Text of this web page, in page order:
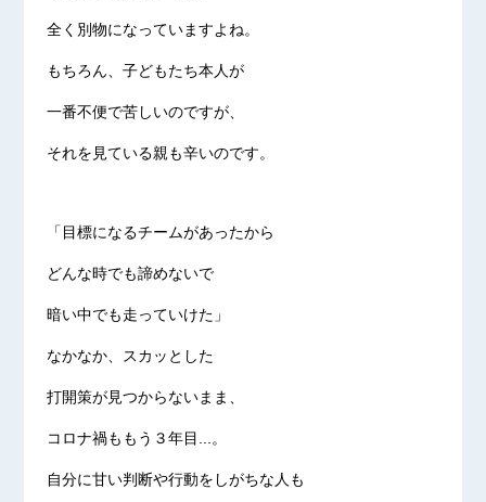
全く別物になっていますよね。
もちろん、子どもたち本人が
一番不便で苦しいのですが、
それを見ている親も辛いのです。
「目標になるチームがあったから
どんな時でも諦めないで
暗い中でも走っていけた」
なかなか、スカッとした
打開策が見つからないまま、
コロナ禍ももう３年目...。
自分に甘い判断や行動をしがちな人も